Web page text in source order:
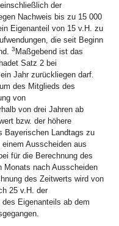
der
Nachweis bis zu 15 000
Eigenanteil von 15 v.H. zu
die seit Beginn
3 Maßgebend ist das
Satz 2 bei
Jahr zurückliegen darf.
des Mitglieds des
von
von drei Jahren ab
bzw. der höhere
Bayerischen Landtags zu
Ausscheiden aus
für die Berechnung des
Monats nach Ausscheiden
des Zeitwerts wird von
25 v.H. der
Eigenanteils ab dem